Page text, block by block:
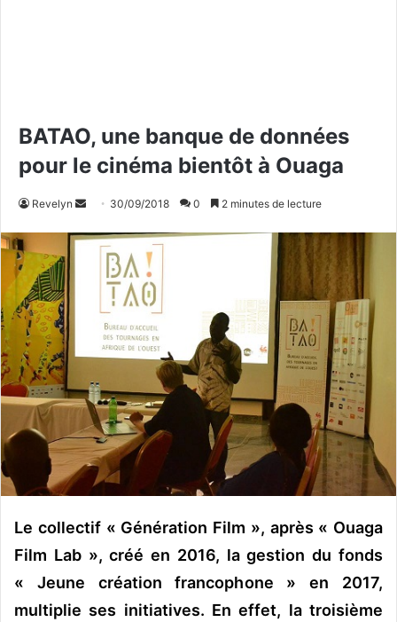
BATAO, une banque de données
pour le cinéma bientôt à Ouaga
Revelyn
c
o
u
r
e
30/09/2018 0 2 minutes de lecture
Le collectif « Génération Film », après « Ouaga
Film Lab », créé en 2016, la gestion du fonds
« Jeune création francophone » en 2017,
multiplie ses initiatives. En effet, la troisième